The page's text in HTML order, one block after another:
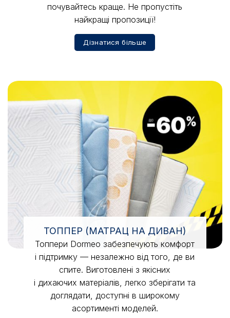
почувайтесь краще. Не пропустіть
найкращі пропозиції!
Дізнатися більше
ТОППЕР (МАТРАЦ НА ДИВАН)
Топпери Dormeo забезпечують комфорт
і підтримку — незалежно від того, де ви
спите. Виготовлені з якісних
і дихаючих матеріалів, легко зберігати та
доглядати, доступні в широкому
асортименті моделей.